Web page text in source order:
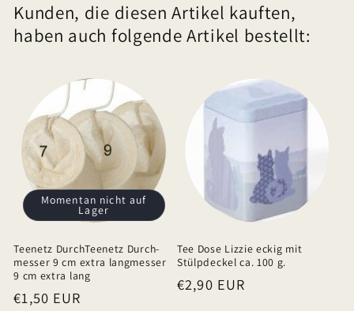
a
p
a
l
Kunden, die diesen Artikel kauften,
haben auch folgende Artikel bestellt:
Momentan nicht auf
Lager
Teenetz DurchTeenetz Durch-
messer 9 cm extra langmesser
9 cm extra lang
Normaler
€1,50 EUR
Tee Dose Lizzie eckig mit
Stülpdeckel ca. 100 g.
Normaler
€2,90 EUR